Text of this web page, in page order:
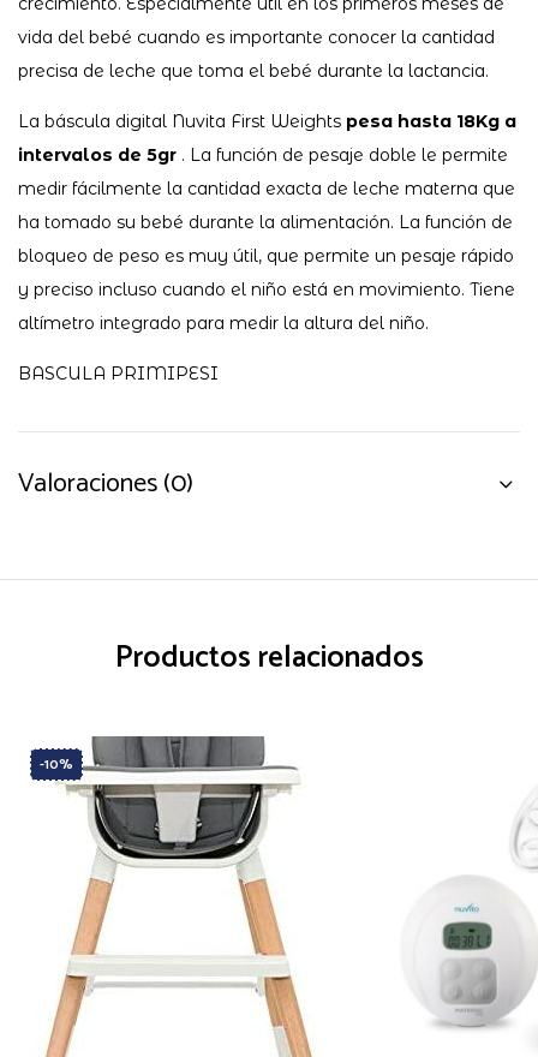
vida del bebé cuando es importante conocer la cantidad
precisa de leche que toma el bebé durante la lactancia.
La báscula digital Nuvita First Weights pesa hasta 18Kg a
intervalos de 5gr . La función de pesaje doble le permite
medir fácilmente la cantidad exacta de leche materna que
ha tomado su bebé durante la alimentación. La función de
bloqueo de peso es muy útil, que permite un pesaje rápido
y preciso incluso cuando el niño está en movimiento. Tiene
altímetro integrado para medir la altura del niño.
BASCULA PRIMIPESI
Valoraciones (0)
Productos relacionados
-10%